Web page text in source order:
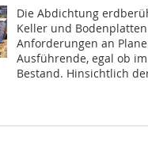
Die Abdichtung
Keller und
Anforderungen an
Ausführende, egal ob
Bestand. Hinsichtlich